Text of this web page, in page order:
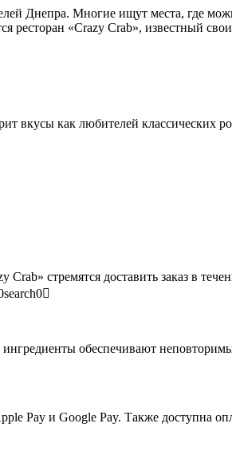
Днепра. Многие ищут места, где
ресторан «Crazy Crab», известный
вкусы как любителей классических
стремятся доставить заказ в
обеспечивают
Pay и Google Pay. Также доступна